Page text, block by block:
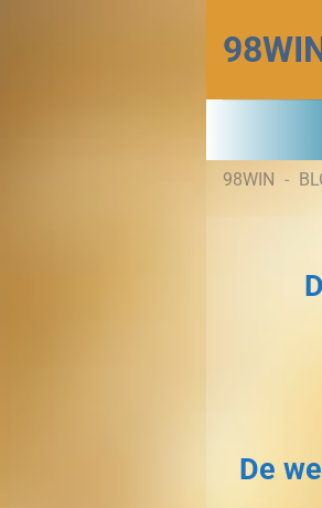
đến
nội
dung
98WIN -
De